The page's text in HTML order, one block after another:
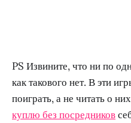
PS Извините, что ни по
как такового нет. В эти
поиграть, а не читать о
куплю без посредников